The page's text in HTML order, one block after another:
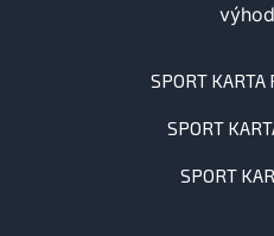
SPORT KARTA
SPORT
SPORT